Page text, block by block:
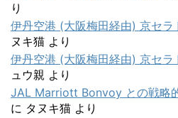
り
伊丹空港 (大阪梅田経由) 京セラ
ヌキ猫 より
伊丹空港 (大阪梅田経由) 京セラ
ュウ親 より
JAL Marriott Bonvoy との戦略
に タヌキ猫 より